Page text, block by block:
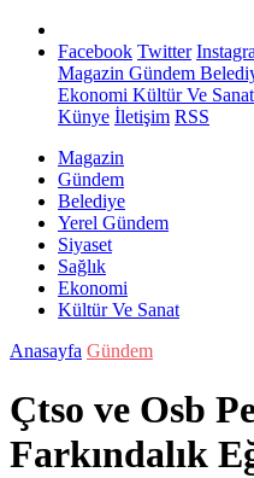
Facebook Twitter
Magazin Gündem
Ekonomi Kültür Ve Sanat
Künye İletişim RSS
Magazin
Gündem
Belediye
Yerel Gündem
Siyaset
Sağlık
Ekonomi
Kültür Ve Sanat
Anasayfa Gündem
Çtso ve Osb
Farkındalık